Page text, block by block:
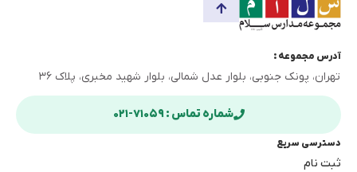
آدرس مجموعه :
تهران، پونک جنوبی، بلوار عدل شمالی، بلوار شهید مخبری، پلاک ۳۶
شماره تماس : ۷۱۰۵۹-۰۲۱
دسترسی سریع
ثبت نام